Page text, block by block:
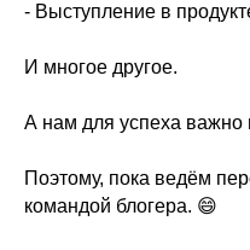
- ⁠Выступление в
И многое другое.
А нам для успеха важно
Поэтому, пока ведём
командой блогера. 😄